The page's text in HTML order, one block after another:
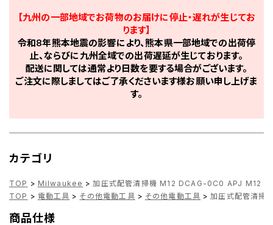
【九州の一部地域でお荷物のお届けに停止・遅れが生じてお
ります】
令和8年熊本地震の影響により、熊本県一部地域での出荷停
止、ならびに九州全域での出荷遅延が生じております。
配送に関しては通常より日数を要する場合がございます。
ご注文に際しましてはご了承くださいます様お願い申し上げま
す。
カテゴリ
TOP > Milwaukee > 加圧式配管清掃機 M12 DCAG-0C0 APJ M12
TOP > 電動工具 > その他電動工具 > その他電動工具 > 加圧式配管清掃
商品仕様